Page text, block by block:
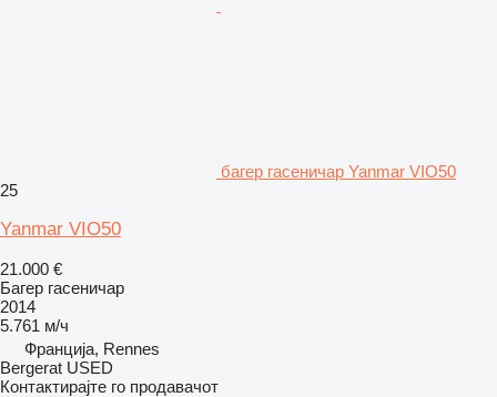
багер гасеничар Yanmar VIO50
25
Yanmar VIO50
21.000 €
Багер гасеничар
2014
5.761 м/ч
Франција, Rennes
Bergerat USED
Контактирајте го продавачот